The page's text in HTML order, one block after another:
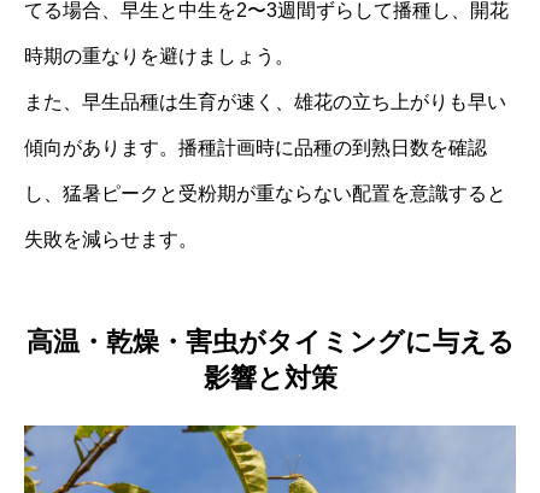
てる場合、早生と中生を2〜3週間ずらして播種し、開花
時期の重なりを避けましょう。
また、早生品種は生育が速く、雄花の立ち上がりも早い
傾向があります。播種計画時に品種の到熟日数を確認
し、猛暑ピークと受粉期が重ならない配置を意識すると
失敗を減らせます。
高温・乾燥・害虫がタイミングに与える
影響と対策